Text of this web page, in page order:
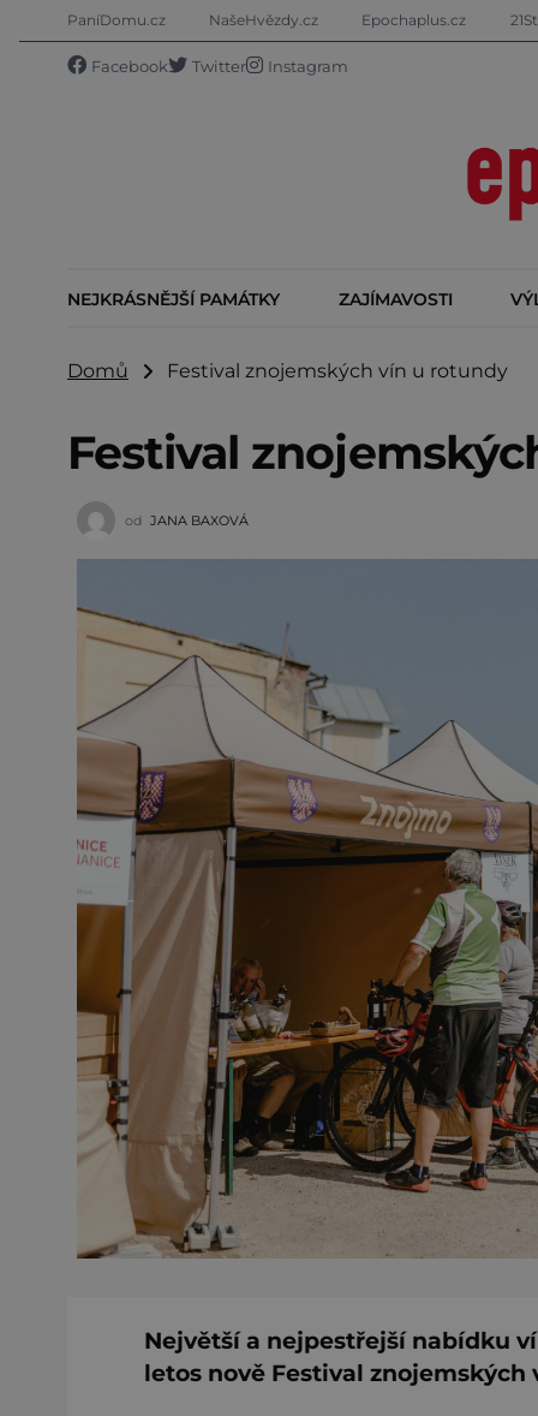
PaníDomu.cz NašeHvězdy.cz Epochaplus.cz
Facebook Twitter Instagram
NEJKRÁSNĚJŠÍ PAMÁTKY ZAJÍMAVOSTI
Domů Festival znojemských vín u rotundy
Festival
od JANA BAXOVÁ
Největší a nejpestřejší nabídku
letos nově Festival znojemských